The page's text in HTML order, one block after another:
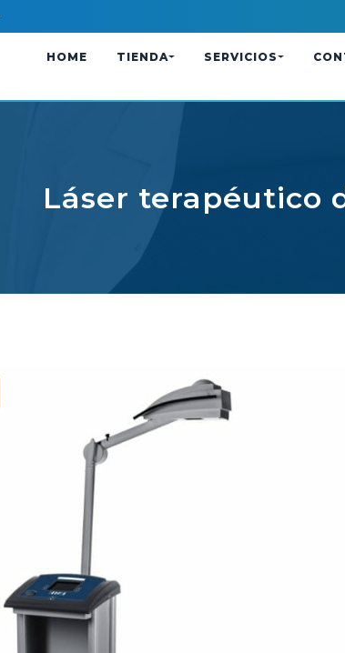
HOME TIENDA SERVICIOS
Láser terapéutico